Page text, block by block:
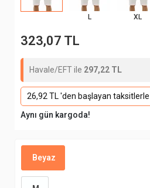
L XL
323,07 TL
Havale/EFT ile 297,22 TL
26,92 TL 'den başlayan taksitlerle
Aynı gün kargoda!
Beyaz